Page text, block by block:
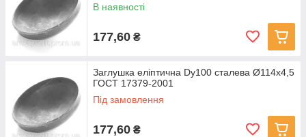
В наявності
177,60 ₴
Заглушка еліптична Dу100 сталева Ø114x4,5
ГОСТ 17379-2001
Під замовлення
177,60 ₴